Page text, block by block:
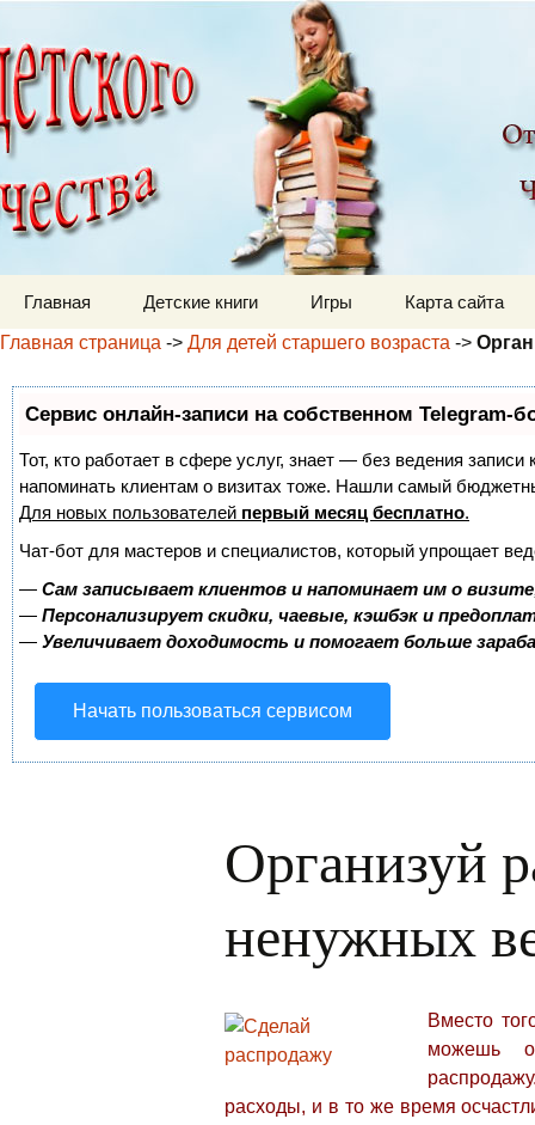
Детский мир
Главная Детские книги Игры
Карта сайта
Главная страница -> Для детей старшего возраста ->
Сервис онлайн-записи на собственном Telegram-
Тот, кто работает в сфере услуг, знает — без ведения
напоминать клиентам о визитах тоже. Нашли самый
Для новых пользователей первый месяц бесплатно.
Чат-бот для мастеров и специалистов, который упрощает
— Сам записывает клиентов и напоминает им о
— Персонализирует скидки, чаевые, кэшбэк и
— Увеличивает доходимость и помогает больше
Начать пользоваться сервисом
Организуй
ненужных
Вместо
можешь
расходы, и в то же время